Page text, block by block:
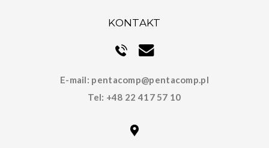
KONTAKT
E-mail: pentacomp@pentacomp.pl
Tel: +48 22 417 57 10